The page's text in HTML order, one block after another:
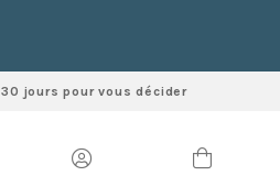
30 jours pour vous décider